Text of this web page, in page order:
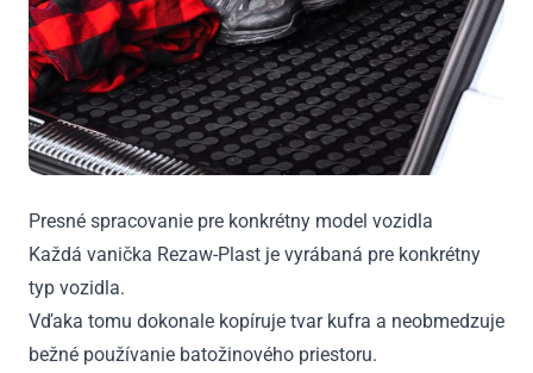
Presné spracovanie pre konkrétny model vozidla
Každá vanička Rezaw-Plast je vyrábaná pre konkrétny
typ vozidla.
Vďaka tomu dokonale kopíruje tvar kufra a neobmedzuje
bežné používanie batožinového priestoru.